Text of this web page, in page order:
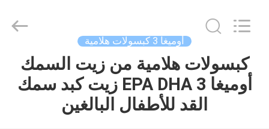
منزل
المنتجات
أوميغا 3 كبسولات هلامية
كبسولات هلامية من زيت السمك
أوميغا 3 EPA DHA زيت كبد سمك
القد للأطفال البالغين